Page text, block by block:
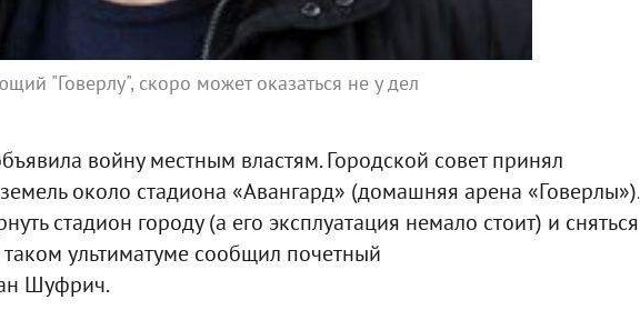
"Говерлу", скоро может оказаться не у дел
войну местным властям. Городской совет принял
около стадиона «Авангард» (домашняя арена «Говерлы»).
стадион городу (а его эксплуатация немало стоит) и сняться
ультиматуме сообщил почетный
Шуфрич.